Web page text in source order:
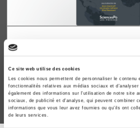
Ce site web utilise des cookies
Les cookies nous permettent de personnaliser le contenu
fonctionnalités relatives aux médias sociaux et
également des informations sur l'utilisation de notre site
sociaux, de publicité et d'analyse, qui peuvent combiner
informations que vous leur avez fournies ou qu'ils ont
de leurs services.
Populismes au pouvoir